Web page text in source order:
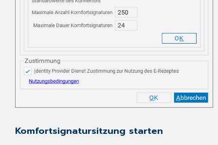
Komfortsignatursitzung starten